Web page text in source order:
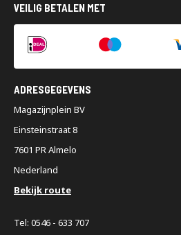
VEILIG BETALEN MET
ADRESGEGEVENS
Magazijnplein BV
Einsteinstraat 8
7601 PR Almelo
Nederland
Bekijk route
Tel: 0546 - 633 707